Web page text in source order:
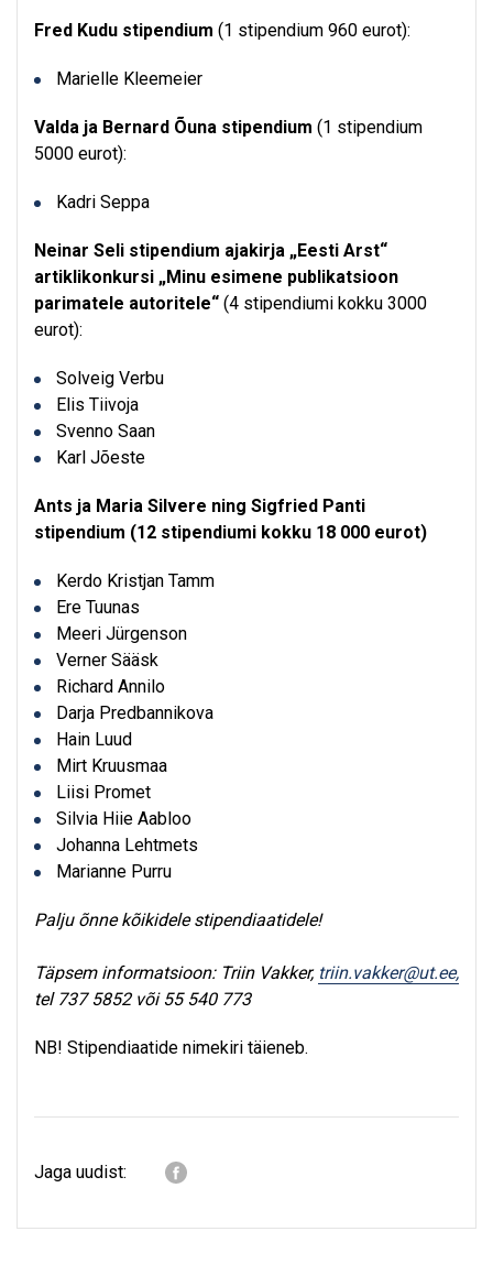
Fred Kudu stipendium (1 stipendium 960 eurot):
Marielle Kleemeier
Valda ja Bernard Õuna stipendium (1 stipendium
5000 eurot):
Kadri Seppa
Neinar Seli stipendium ajakirja „Eesti Arst“
artiklikonkursi „Minu esimene publikatsioon
parimatele autoritele“ (4 stipendiumi kokku 3000
eurot):
Solveig Verbu
Elis Tiivoja
Svenno Saan
Karl Jõeste
Ants ja Maria Silvere ning Sigfried Panti
stipendium (12 stipendiumi kokku 18 000 eurot)
Kerdo Kristjan Tamm
Ere Tuunas
Meeri Jürgenson
Verner Sääsk
Richard Annilo
Darja Predbannikova
Hain Luud
Mirt Kruusmaa
Liisi Promet
Silvia Hiie Aabloo
Johanna Lehtmets
Marianne Purru
Palju õnne kõikidele stipendiaatidele!
Täpsem informatsioon: Triin Vakker, triin.vakker@ut.ee,
tel 737 5852 või 55 540 773
NB! Stipendiaatide nimekiri täieneb.
Jaga uudist: